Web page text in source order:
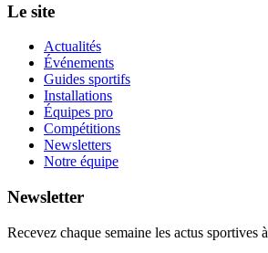
Le site
Actualités
Événements
Guides sportifs
Installations
Équipes pro
Compétitions
Newsletters
Notre équipe
Newsletter
Recevez chaque semaine les actus sportives à